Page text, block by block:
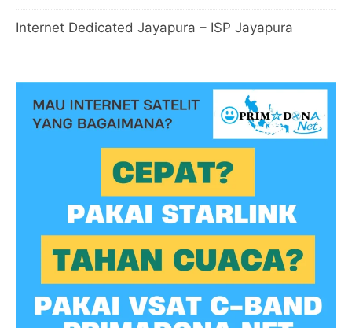
Internet Dedicated Jayapura – ISP Jayapura